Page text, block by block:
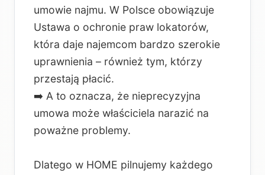
umowie najmu. W Polsce obowiązuje
Ustawa o ochronie praw lokatorów,
która daje najemcom bardzo szerokie
uprawnienia – również tym, którzy
przestają płacić.
➡️ A to oznacza, że nieprecyzyjna
umowa może właściciela narazić na
poważne problemy.
Dlatego w HOME pilnujemy każdego